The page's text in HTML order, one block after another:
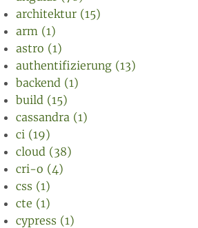
architektur (15)
arm (1)
astro (1)
authentifizierung (13)
backend (1)
build (15)
cassandra (1)
ci (19)
cloud (38)
cri-o (4)
css (1)
cte (1)
cypress (1)